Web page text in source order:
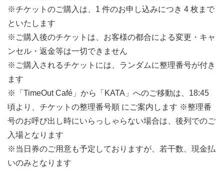
※チケットのご購入は、1 件のお申し込みにつき 4 枚まで
といたします
※ご購入後のチケットは、お客様の都合による変更・キャ
ンセル・返金等は一切できません
※ご購入されるチケットには、ランダムに整理番号が付き
ます
※「TimeOut Café」から「KATA」へのご移動は、18:45
頃より、チケットの整理番号順 にご案内します ※整理番
号のお呼び出し時にいらっしゃらない場合は、後列でのご
入場となります
※当日券のご用意も予定しておりますが、若干数、現金払
いのみとなります